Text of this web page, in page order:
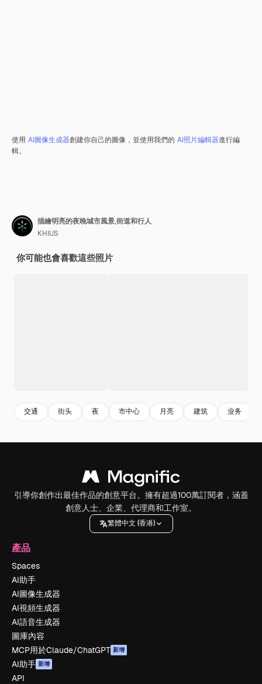
使用 AI圖像生成器創建你自己的圖像，並使用我們的 AI照片編輯器進行編
輯。
描繪明亮的夜晚城市風景,街道和行人
KHIUS
你可能也會喜歡這些照片
交通 街头 夜 市中心 月亮 建筑 业务
引導你創作出最佳作品的創意平台。擁有超過100萬訂閱者，涵蓋
創意人士、企業、代理商和工作室。
繁體中文 (香港)
產品
Spaces
AI助手
AI圖像生成器
AI視頻生成器
AI語音生成器
圖庫內容
MCP用於Claude/ChatGPT 新增
AI助手 新增
API